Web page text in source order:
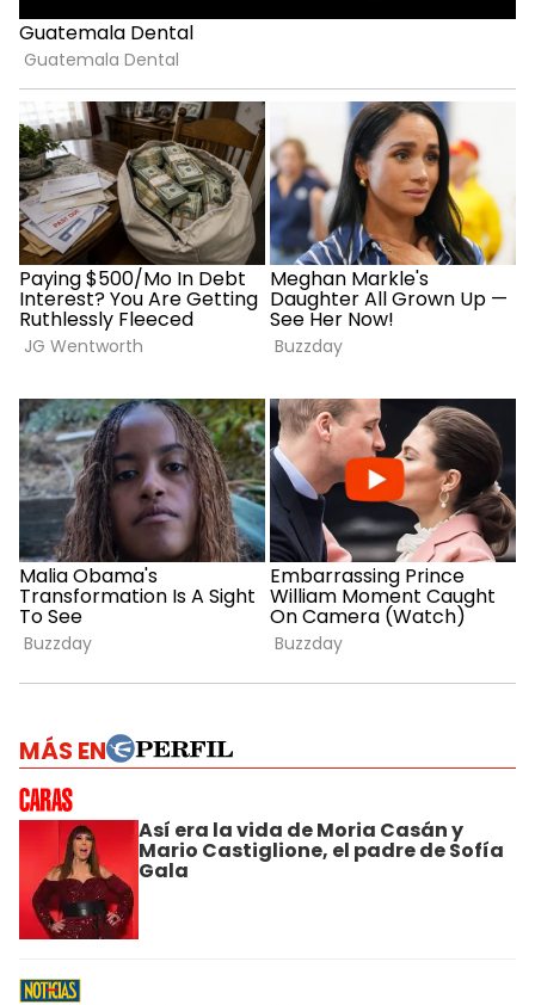
MÁS EN
Así era la vida de Moria Casán y
Mario Castiglione, el padre de Sofía
Gala